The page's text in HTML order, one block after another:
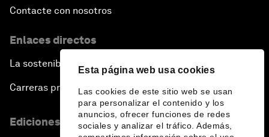
Esta página web usa cookies
Las cookies de este sitio web se usan
para personalizar el contenido y los
anuncios, ofrecer funciones de redes
sociales y analizar el tráfico. Además,
Contacte con nosotros
Enlaces directos
La sostenibilidad en el Foro
Carreras profesionales
Ediciones en otros idiomas